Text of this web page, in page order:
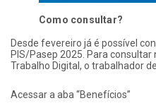
Como consultar?
Desde fevereiro já é possível
PIS/Pasep 2025. Para
Trabalho Digital, o trabalhador
Acessar a aba “Benefícios”